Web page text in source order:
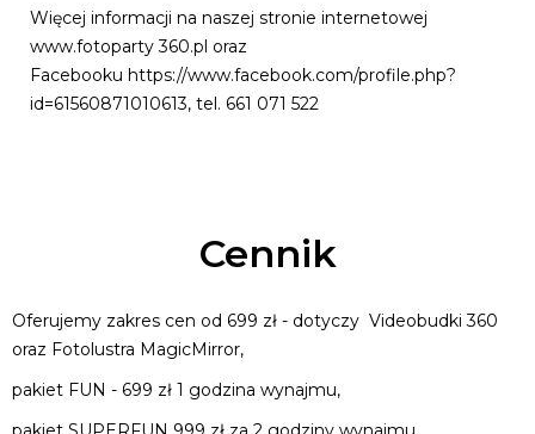
Więcej informacji na naszej stronie internetowej
www.fotoparty 360.pl oraz
Facebooku https://www.facebook.com/profile.php?
id=61560871010613, tel. 661 071 522
Cennik
Oferujemy zakres cen od 699 zł - dotyczy Videobudki 360
oraz Fotolustra MagicMirror,
pakiet FUN - 699 zł 1 godzina wynajmu,